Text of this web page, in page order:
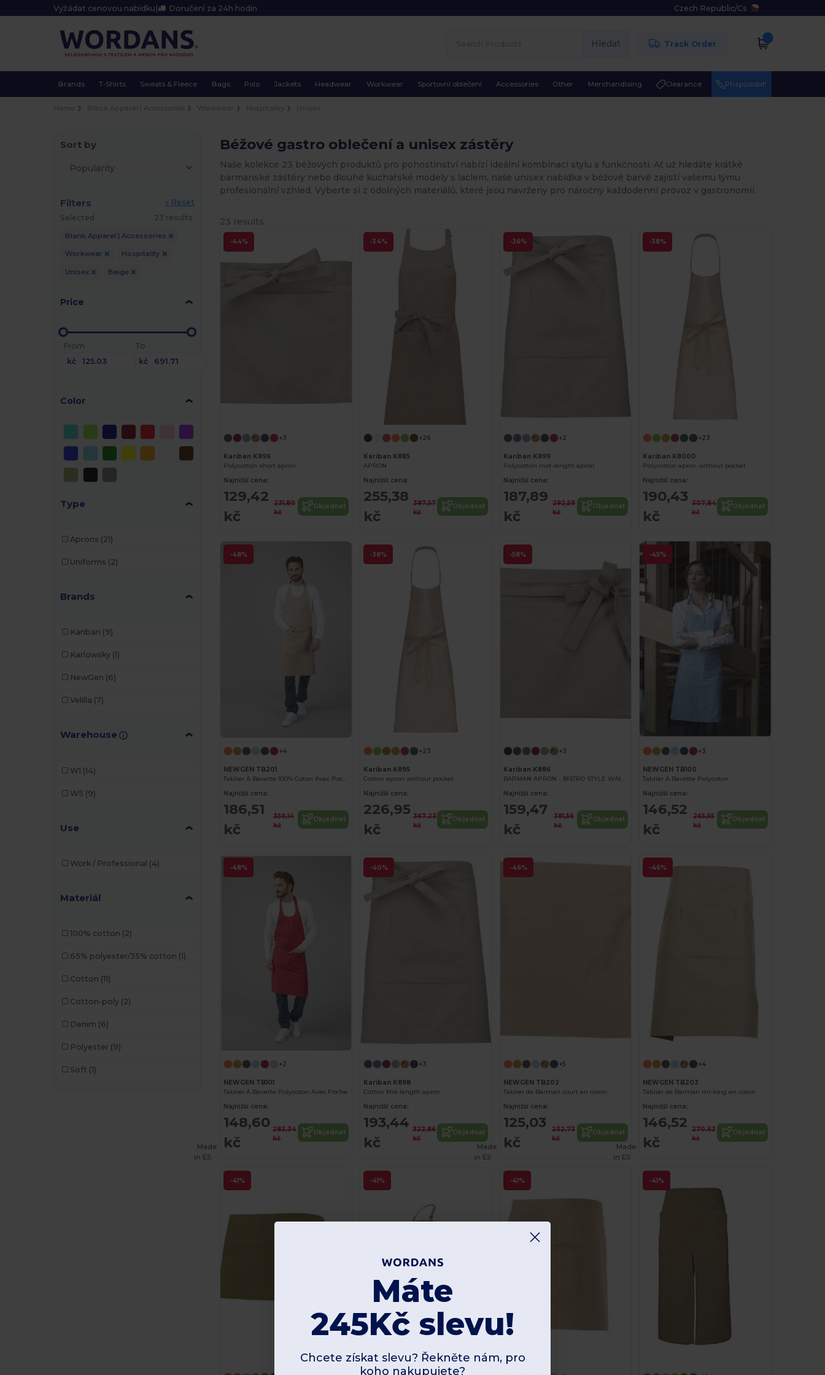
Vyžádat cenovou nabídku | Doručení za 24h hodin Czech Republic/Cs
Hledat Track Order
Brands T-Shirts Sweats & Fleece Bags Polo Jackets Headwear Workwear Sportovní oblečení Accessories Other Merchandising Clearance Přizpůsobit!
Sort by
Filters
« Reset
Selected
23 results.
Blank Apparel | Accessories
Workwear Hospitality
Unisex Beige
Price
From
kč
To
kč
Color
Type
Aprons (21)
Uniforms (2)
Brands
Kariban (9)
Karlowsky (1)
NewGen (6)
Velilla (7)
Warehouse
W1 (14)
W5 (9)
Use
Work / Professional (4)
Materiál
100% cotton (2)
65% polyester/35% cotton (1)
Cotton (11)
Cotton-poly (2)
Denim (6)
Polyester (9)
Soft (1)
Béžové gastro oblečení a unisex zástěry
Naše kolekce 23 béžových produktů pro pohostinství nabízí ideální kombinaci stylu a funkčnosti. Ať už hledáte krátké
barmanské zástěry nebo dlouhé kuchařské modely s laclem, naše unisex nabídka v béžové barvě zajistí vašemu týmu
profesionální vzhled. Vyberte si z odolných materiálů, které jsou navrženy pro náročný každodenní provoz v gastronomii.
23 results.
-44%
+3
Kariban K896
Polycotton short apron
Najnižší cena:
129,42
kč
231,80
kč
Objednat
-34%
+26
Kariban K885
APRON
Najnižší cena:
255,38
kč
387,57
kč
Objednat
-36%
+2
Kariban K899
Polycotton mid-length apron
Najnižší cena:
187,89
kč
292,59
kč
Objednat
-38%
+23
Kariban K8000
Polycotton apron without pocket
Najnižší cena:
190,43
kč
307,84
kč
Objednat
-48%
+4
NEWGEN TB201
Tablier À Bavette 100% Coton Avec Poche
Najnižší cena:
186,51
kč
359,14
kč
Objednat
-38%
+23
Kariban K895
Cotton apron without pocket
Najnižší cena:
226,95
kč
367,23
kč
Objednat
-58%
+3
Kariban K886
BARMAN APRON - BISTRO STYLE WAIST APRON
Najnižší cena:
159,47
kč
381,56
kč
Objednat
-45%
+3
NEWGEN TB100
Tablier À Bavette Polycoton
Najnižší cena:
146,52
kč
265,55
kč
Objednat
-48%
+2
NEWGEN TB101
Tablier À Bavette Polycoton Avec Poche
Najnižší cena:
148,60
kč
283,34
kč
Objednat
-40%
+3
Kariban K898
Cotton Mid-length apron
Najnižší cena:
193,44
kč
322,86
kč
Objednat
-46%
+5
NEWGEN TB202
Tablier de Barman court en coton
Najnižší cena:
125,03
kč
232,73
kč
Objednat
-46%
+4
NEWGEN TB203
Tablier de Barman mi-long en coton
Najnižší cena:
146,52
kč
270,63
kč
Objednat
-41%
Made
in ES
-41% -41%
Made
in ES
-41%
Made
in ES
Máte
245Kč slevu!
Chcete získat slevu? Řekněte nám, pro
koho nakupujete?